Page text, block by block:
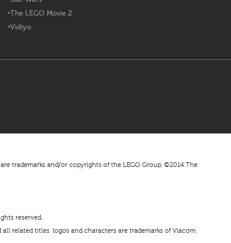
The LEGO Movie 2
Vidiyo
are trademarks and/or copyrights of the LEGO Group. ©2014 The
reserved.
related titles, logos and characters are trademarks of Viacom